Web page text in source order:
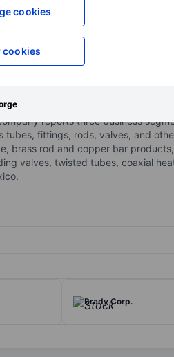
cookies
for å få tilgang til
reports three business
fittings, rods, valves, and
brass rod and copper bar
valves, twisted tubes, coaxial
Brady Corp.